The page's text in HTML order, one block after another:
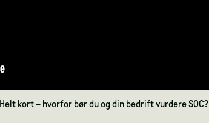
Helt kort – hvorfor bør du og din bedrift vurdere SOC?